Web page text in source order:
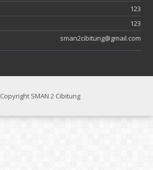
123
123
sman2cibitung@gmail.com
Copyright SMAN 2 Cibitung